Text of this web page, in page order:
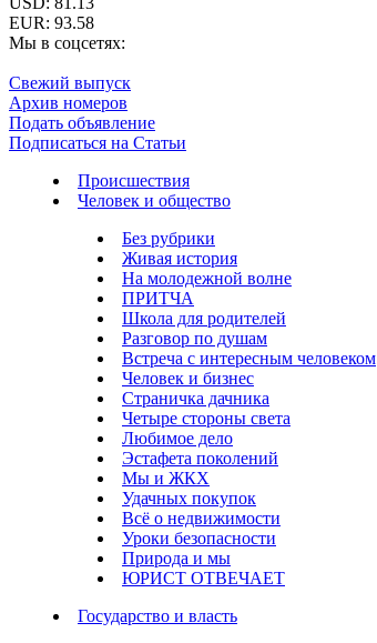
EUR: 93.58
Мы в соцсетях:
Свежий выпуск
Архив номеров
Подать объявление
Подписаться на Статьи
Происшествия
Человек и общество
Без рубрики
Живая история
На молодежной волне
ПРИТЧА
Школа для родителей
Разговор по душам
Встреча с интересным человеком
Человек и бизнес
Страничка дачника
Четыре стороны света
Любимое дело
Эстафета поколений
Мы и ЖКХ
Удачных покупок
Всё о недвижимости
Уроки безопасности
Природа и мы
ЮРИСТ ОТВЕЧАЕТ
Государство и власть